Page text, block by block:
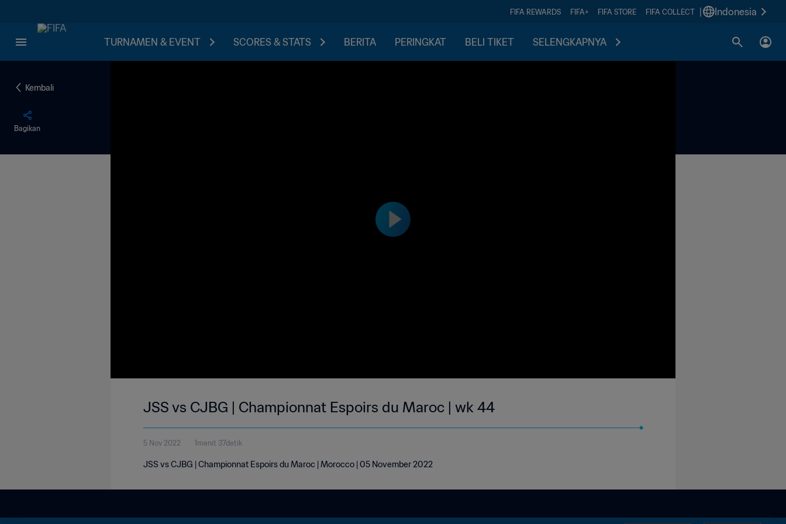
FIFA REWARDS FIFA+ FIFA STORE FIFA COLLECT Indonesia
TURNAMEN & EVENT SCORES & STATS BERITA PERINGKAT BELI TIKET SELENGKAPNYA
Kembali
Bagikan
JSS vs CJBG | Championnat Espoirs du Maroc | wk 44
5 Nov 2022 1menit 37detik
JSS vs CJBG | Championnat Espoirs du Maroc | Morocco | 05 November 2022